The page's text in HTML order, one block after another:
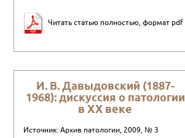
Читать статью полностью, формат pdf
И. В. Давыдовский (1887-
1968): дискуссия о патологии
в XX веке
Источник: Архив патологии, 2009, № 3